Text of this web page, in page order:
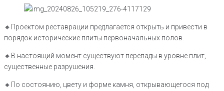
🔸️Проектом реставрации предлагается открыть и привести в
порядок исторические плиты первоначальных полов.
🔸️В настоящий момент существуют перепады в уровне плит,
существенные разрушения.
🔸️По состоянию, цвету и форме камня, открывающегося под